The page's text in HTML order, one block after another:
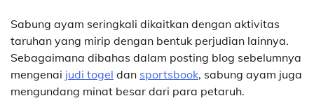
Sabung ayam seringkali dikaitkan dengan aktivitas
taruhan yang mirip dengan bentuk perjudian lainnya.
Sebagaimana dibahas dalam posting blog sebelumnya
mengenai judi togel dan sportsbook, sabung ayam juga
mengundang minat besar dari para petaruh.